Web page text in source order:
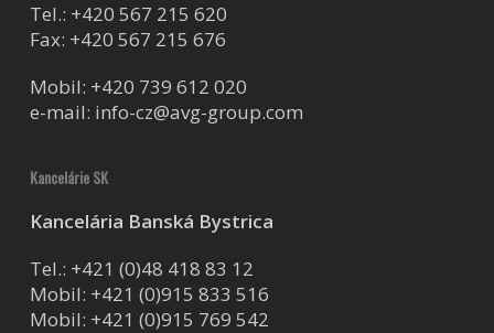
Tel.: +420 567 215 620
Fax: +420 567 215 676
Mobil: +420 739 612 020
e-mail: info-cz@avg-group.com
Kancelárie SK
Kancelária Banská Bystrica
Tel.: +421 (0)48 418 83 12
Mobil: +421 (0)915 833 516
Mobil: +421 (0)915 769 542